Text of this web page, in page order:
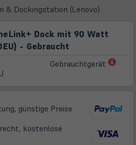
& Dockingstation (Lenovo)
Dock mit 90 Watt
- Gebraucht
Gebrauchtgerät
günstige Preise
kostenlose